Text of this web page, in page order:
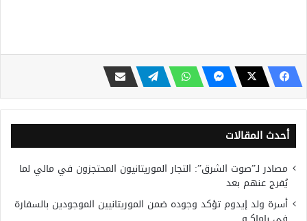
أحدث المقالات
مصادر لـ”صوت الشرق”: التجار الموريتانيون المحتجزون في مالي لما
يُفرج عنهم بعد
أسرة ولد إيدوم تؤكد وجوده ضمن الموريتانيين الموجودين بالسفارة